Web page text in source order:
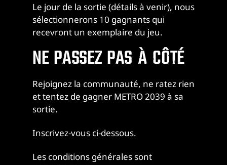
Le jour de la sortie (détails à venir), nous
sélectionnerons 10 gagnants qui
recevront un exemplaire du jeu.
NE PASSEZ PAS À CÔTÉ
Rejoignez la communauté, ne ratez rien
et tentez de gagner METRO 2039 à sa
sortie.
Inscrivez-vous ci-dessous.
Les conditions générales sont